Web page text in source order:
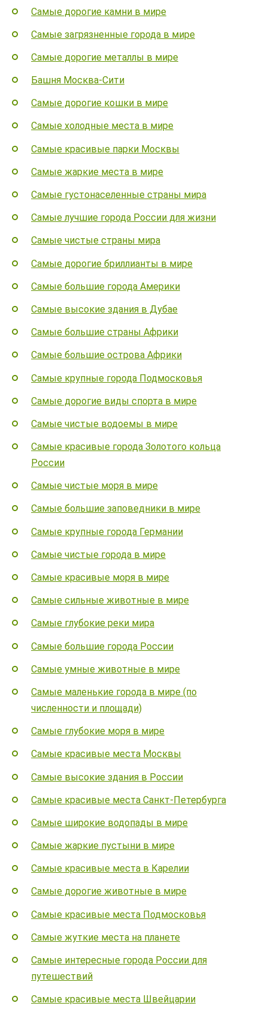
Самые дорогие камни в мире
Самые загрязненные города в мире
Самые дорогие металлы в мире
Башня Москва-Сити
Самые дорогие кошки в мире
Самые холодные места в мире
Самые красивые парки Москвы
Самые жаркие места в мире
Самые густонаселенные страны мира
Самые лучшие города России для жизни
Самые чистые страны мира
Самые дорогие бриллианты в мире
Самые большие города Америки
Самые высокие здания в Дубае
Самые большие страны Африки
Самые большие острова Африки
Самые крупные города Подмосковья
Самые дорогие виды спорта в мире
Самые чистые водоемы в мире
Самые красивые города Золотого кольца
России
Самые чистые моря в мире
Самые большие заповедники в мире
Самые крупные города Германии
Самые чистые города в мире
Самые красивые моря в мире
Самые сильные животные в мире
Самые глубокие реки мира
Самые большие города России
Самые умные животные в мире
Самые маленькие города в мире (по
численности и площади)
Самые глубокие моря в мире
Самые красивые места Москвы
Самые высокие здания в России
Самые красивые места Санкт-Петербурга
Самые широкие водопады в мире
Самые жаркие пустыни в мире
Самые красивые места в Карелии
Самые дорогие животные в мире
Самые красивые места Подмосковья
Самые жуткие места на планете
Самые интересные города России для
путешествий
Самые красивые места Швейцарии